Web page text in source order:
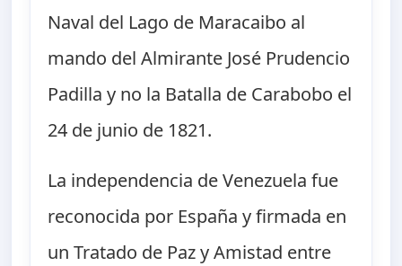
Naval del Lago de Maracaibo al
mando del Almirante José Prudencio
Padilla y no la Batalla de Carabobo el
24 de junio de 1821.
La independencia de Venezuela fue
reconocida por España y firmada en
un Tratado de Paz y Amistad entre